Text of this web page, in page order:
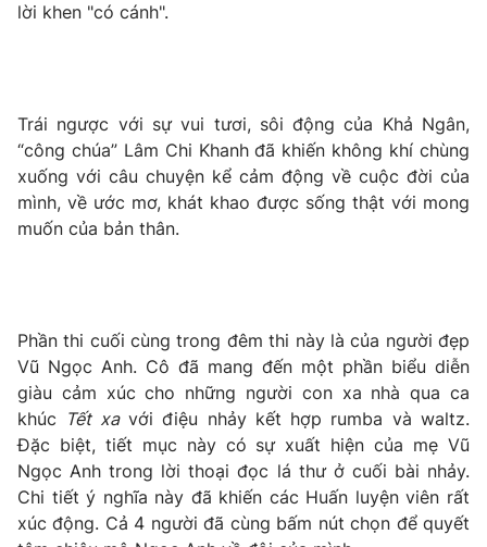
THỜI BÁO VTV
Cơ quan chủ quản:
Đài Truyền hình Việt Nam
Cơ quan báo chí:
Thời báo VTV
Giấy phép hoạt động báo in và báo điện tử số 483/GP-BTTTT
cấp ngày 29/12/2023
Tổng Biên tập:Vũ Thanh Thủy
Phó Tổng Biên tập: Nguyễn Thị Mỹ Hạnh, Phạm Quốc Thắng,
Nguyễn Trọng Ninh
Tổng đài VTV:024.38 355 931 - 024.38 355 932
lời khen "có cánh".
Trái ngược với sự vui tươi, sôi động của Khả Ngân,
“công chúa” Lâm Chi Khanh đã khiến không khí chùng
xuống với câu chuyện kể cảm động về cuộc đời của
mình, về ước mơ, khát khao được sống thật với mong
muốn của bản thân.
Phần thi cuối cùng trong đêm thi này là của người đẹp
Vũ Ngọc Anh. Cô đã mang đến một phần biểu diễn
giàu cảm xúc cho những người con xa nhà qua ca
khúc Tết xavới điệu nhảy kết hợp rumba và waltz.
Đặc biệt, tiết mục này có sự xuất hiện của mẹ Vũ
Ngọc Anh trong lời thoại đọc lá thư ở cuối bài nhảy.
Chi tiết ý nghĩa này đã khiến các Huấn luyện viên rất
xúc động. Cả 4 người đã cùng bấm nút chọn để quyết